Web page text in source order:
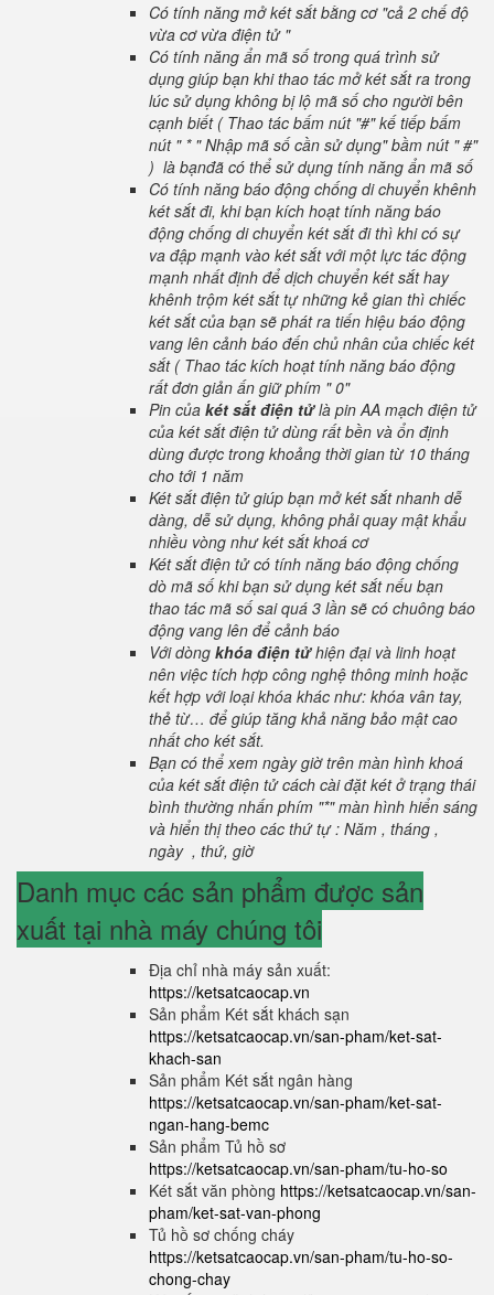
Có tính năng mở két sắt bằng cơ "cả 2 chế độ
vừa cơ vừa điện tử "
Có tính năng ẩn mã số trong quá trình sử
dụng giúp bạn khi thao tác mở két sắt ra trong
lúc sử dụng không bị lộ mã số cho người bên
cạnh biết ( Thao tác bấm nút "#" kế tiếp bấm
nút " * " Nhập mã số cần sử dụng" bầm nút " #"
) là bạnđã có thể sử dụng tính năng ẩn mã số
Có tính năng báo động chống di chuyển khênh
két sắt đi, khi bạn kích hoạt tính năng báo
động chống di chuyển két sắt đi thì khi có sự
va đập mạnh vào két sắt với một lực tác động
mạnh nhất định để dịch chuyển két sắt hay
khênh trộm két sắt tự những kẻ gian thì chiếc
két sắt của bạn sẽ phát ra tiến hiệu báo động
vang lên cảnh báo đến chủ nhân của chiếc két
sắt ( Thao tác kích hoạt tính năng báo động
rất đơn giản ấn giữ phím " 0"
Pin của két sắt điện tửlà pin AA mạch điện tử
của két sắt điện tử dùng rất bền và ổn định
dùng được trong khoảng thời gian từ 10 tháng
cho tới 1 năm
Két sắt điện tử giúp bạn mở két sắt nhanh dễ
dàng, dễ sử dụng, không phải quay mật khẩu
nhiều vòng như két sắt khoá cơ
Két sắt điện tử có tính năng báo động chống
dò mã số khi bạn sử dụng két sắt nếu bạn
thao tác mã số sai quá 3 lần sẽ có chuông báo
động vang lên để cảnh báo
Với dòng khóa điện tửhiện đại và linh hoạt
nên việc tích hợp công nghệ thông minh hoặc
kết hợp với loại khóa khác như: khóa vân tay,
thẻ từ… để giúp tăng khả năng bảo mật cao
nhất cho két sắt.
Bạn có thể xem ngày giờ trên màn hình khoá
của két sắt điện tử cách cài đặt két ở trạng thái
bình thường nhấn phím "*" màn hình hiển sáng
và hiển thị theo các thứ tự : Năm , tháng ,
ngày , thứ, giờ
Danh mục các sản phẩm được sản
xuất tại nhà máy chúng tôi
Địa chỉ nhà máy sản xuất:
https://ketsatcaocap.vn
Sản phẩm Két sắt khách sạn
https://ketsatcaocap.vn/san-pham/ket-sat-
khach-san
Sản phẩm Két sắt ngân hàng
https://ketsatcaocap.vn/san-pham/ket-sat-
ngan-hang-bemc
Sản phẩm Tủ hồ sơ
https://ketsatcaocap.vn/san-pham/tu-ho-so
Két sắt văn phòng https://ketsatcaocap.vn/san-
pham/ket-sat-van-phong
Tủ hồ sơ chống cháy
https://ketsatcaocap.vn/san-pham/tu-ho-so-
chong-chay